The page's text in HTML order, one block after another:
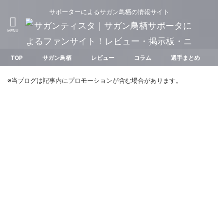
サポーターによるサガン鳥栖の情報サイト
TOP サガン鳥栖 レビュー コラム 選手まとめ
※当ブログは記事内にプロモーションが含む場合があります。